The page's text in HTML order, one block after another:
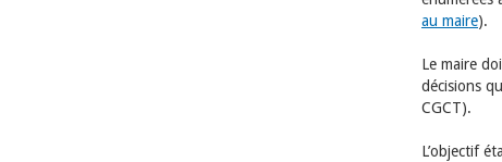
au maire).
Le maire
décisions
CGCT).
L’objectif